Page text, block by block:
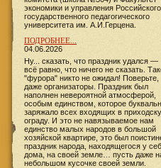
экономики и управления Российского
государственного педагогического
университета им. А.И.Герцена.
ПОДРОБНЕЕ...
04.06.2026
Ну... сказать, что праздник удался —
всё равно, что ничего не сказать.
"фурора" никто не ожидал! Поверьте,
даже организаторы. Праздник был
наполнен невероятной атмосферой,
особым единством, которое
заряжало всех входящих в
ограду. И это не навязываемое нам
единство малых народов в большой
хозяйской квартире, это был
праздник народа, находящегося у
дома, на своей земле… пусть даже
небольшом кусочке своей земли.